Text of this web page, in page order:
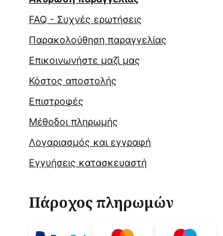
FAQ - Συχνές ερωτήσεις
Παρακολούθηση παραγγελίας
Επικοινωνήστε μαζί μας
Κόστος αποστολής
Επιστροφές
Μέθοδοι πληρωμής
Λογαριασμός και εγγραφή
Εγγυήσεις κατασκευαστή
Πάροχος πληρωμών